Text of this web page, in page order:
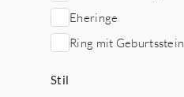
Eheringe
Ring mit Geburtsstein
Stil